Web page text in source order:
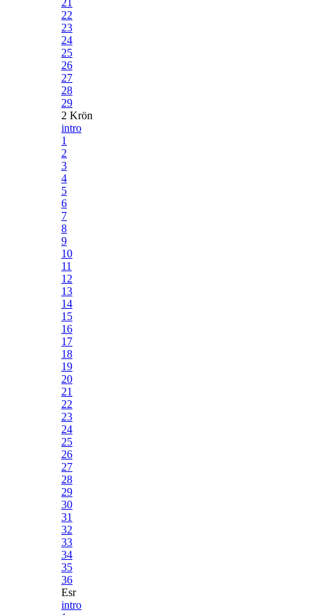
21
22
23
24
25
26
27
28
29
2 Krön
intro
1
2
3
4
5
6
7
8
9
10
11
12
13
14
15
16
17
18
19
20
21
22
23
24
25
26
27
28
29
30
31
32
33
34
35
36
Esr
intro